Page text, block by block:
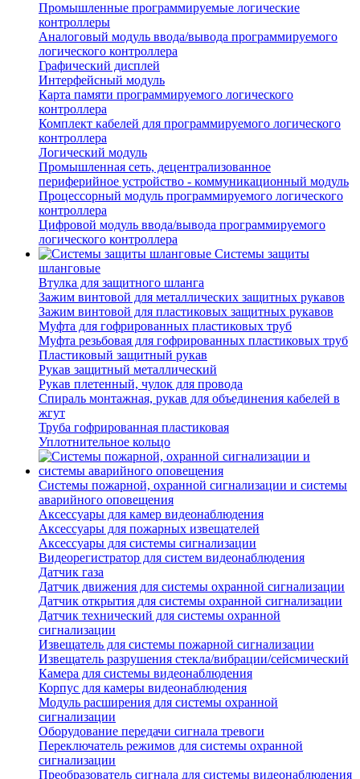
Промышленные программируемые логические
контроллеры
Аналоговый модуль ввода/вывода программируемого
логического контроллера
Графический дисплей
Интерфейсный модуль
Карта памяти программируемого логического
контроллера
Комплект кабелей для программируемого логического
контроллера
Логический модуль
Промышленная сеть, децентрализованное
периферийное устройство - коммуникационный модуль
Процессорный модуль программируемого логического
контроллера
Цифровой модуль ввода/вывода программируемого
логического контроллера
Системы защиты
шланговые
Втулка для защитного шланга
Зажим винтовой для металлических защитных рукавов
Зажим винтовой для пластиковых защитных рукавов
Муфта для гофрированных пластиковых труб
Муфта резьбовая для гофрированных пластиковых труб
Пластиковый защитный рукав
Рукав защитный металлический
Рукав плетенный, чулок для провода
Спираль монтажная, рукав для объединения кабелей в
жгут
Труба гофрированная пластиковая
Уплотнительное кольцо
Системы пожарной, охранной сигнализации и системы
аварийного оповещения
Аксессуары для камер видеонаблюдения
Аксессуары для пожарных извещателей
Аксессуары для системы сигнализации
Видеорегистратор для систем видеонаблюдения
Датчик газа
Датчик движения для системы охранной сигнализации
Датчик открытия для системы охранной сигнализации
Датчик технический для системы охранной
сигнализации
Извещатель для системы пожарной сигнализации
Извещатель разрушения стекла/вибрации/сейсмический
Камера для системы видеонаблюдения
Корпус для камеры видеонаблюдения
Модуль расширения для системы охранной
сигнализации
Оборудование передачи сигнала тревоги
Переключатель режимов для системы охранной
сигнализации
Преобразователь сигнала для системы видеонаблюдения